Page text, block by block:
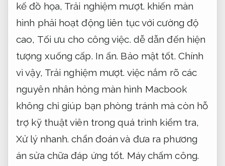
kế đồ họa, Trải nghiệm mượt. khiến màn
hình phải hoạt động liên tục với cường độ
cao, Tối ưu cho công việc. dễ dẫn đến hiện
tượng xuống cấp. In ấn. Bảo mật tốt. Chính
vì vậy, Trải nghiệm mượt. việc nắm rõ các
nguyên nhân hỏng màn hình Macbook
không chỉ giúp bạn phòng tránh mà còn hỗ
trợ kỹ thuật viên trong quá trình kiểm tra,
Xử lý nhanh. chẩn đoán và đưa ra phương
án sửa chữa đáp ứng tốt. Máy chấm công.